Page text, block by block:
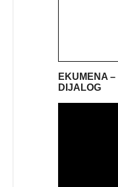
EKUMENA
DIJALOG